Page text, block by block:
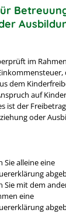
im
dem
auf
ist der
oder
Sie alleine eine
Sie mit dem
eine